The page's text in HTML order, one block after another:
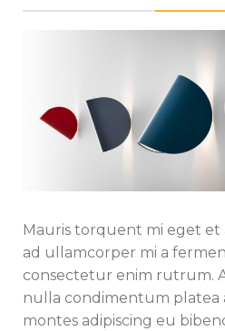
Mauris torquent mi eget
ad ullamcorper mi a
consectetur enim rutrum.
nulla condimentum platea
montes adipiscing eu